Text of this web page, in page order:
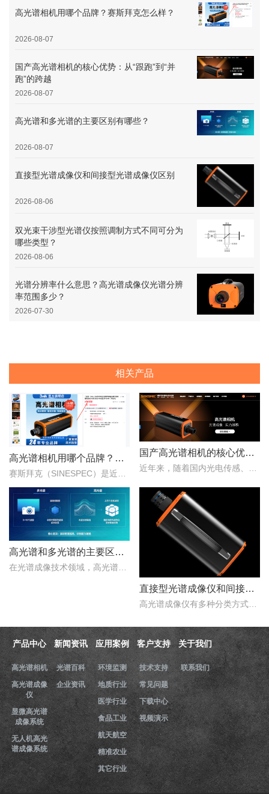
高光谱相机用哪个品牌？赛斯拜克怎么样？
2026-08-07
国产高光谱相机的核心优势：从“跟跑”到“并
跑”的跨越
2026-08-07
高光谱和多光谱的主要区别有哪些？
2026-08-07
直接型光谱成像仪和间接型光谱成像仪区别
2026-08-06
双光束干涉型光谱仪按照调制方式不同可分为
哪些类型？
2026-08-06
光谱分辨率什么意思？高光谱成像仪光谱分辨
率范围多少？
2026-07-30
相关产品
高光谱相机用哪个品牌？赛斯拜克怎么样？
国产高光谱相机的核心优势：从“跟跑”到“并跑”的跨越
高光谱和多光谱的主要区别有哪些？
在光谱成像技术领域，高光谱成像与多光谱成像代表了两个重要的技术方向。..
直接型光谱成像仪和间接型光谱成像仪区别
产品中心
高光谱相机
高光谱成像
仪
显微高光谱
成像系统
无人机高光
谱成像系统
新闻资讯
光谱百科
企业资讯
应用案例
环境监测
地质行业
医学行业
食品工业
航天航空
精准农业
其它行业
客户支持
技术支持
常见问题
下载中心
视频演示
关于我们
联系我们